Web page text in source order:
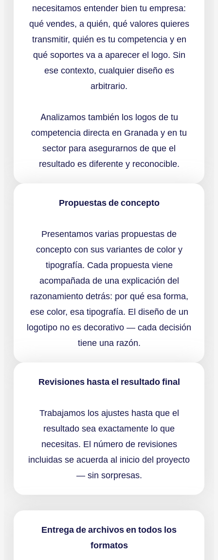
necesitamos entender bien tu empresa:
qué vendes, a quién, qué valores quieres
transmitir, quién es tu competencia y en
qué soportes va a aparecer el logo. Sin
ese contexto, cualquier diseño es
arbitrario.
Analizamos también los logos de tu
competencia directa en Granada y en tu
sector para asegurarnos de que el
resultado es diferente y reconocible.
Propuestas de concepto
Presentamos varias propuestas de
concepto con sus variantes de color y
tipografía. Cada propuesta viene
acompañada de una explicación del
razonamiento detrás: por qué esa forma,
ese color, esa tipografía. El diseño de un
logotipo no es decorativo — cada decisión
tiene una razón.
Revisiones hasta el resultado final
Trabajamos los ajustes hasta que el
resultado sea exactamente lo que
necesitas. El número de revisiones
incluidas se acuerda al inicio del proyecto
— sin sorpresas.
Entrega de archivos en todos los
formatos